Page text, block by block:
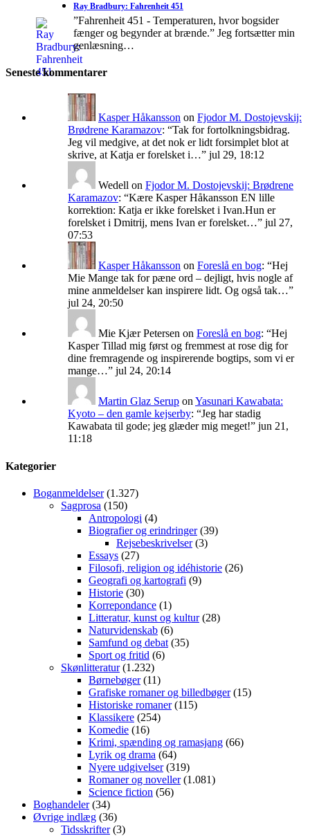
Ray Bradbury: Fahrenheit 451
”Fahrenheit 451 - Temperaturen, hvor bogsider
fænger og begynder at brænde.” Jeg fortsætter min
genlæsning…
Seneste kommentarer
Kasper Håkansson on Fjodor M. Dostojevskij:
Brødrene Karamazov: “Tak for fortolkningsbidrag.
Jeg vil medgive, at det nok er lidt forsimplet blot at
skrive, at Katja er forelsket i…” jul 29, 18:12
Wedell on Fjodor M. Dostojevskij: Brødrene
Karamazov: “Kære Kasper Håkansson EN lille
korrektion: Katja er ikke forelsket i Ivan.Hun er
forelsket i Dmitrij, mens Ivan er forelsket…” jul 27,
07:53
Kasper Håkansson on Foreslå en bog: “Hej
Mie Mange tak for pæne ord – dejligt, hvis nogle af
mine anmeldelser kan inspirere lidt. Og også tak…”
jul 24, 20:50
Mie Kjær Petersen on Foreslå en bog: “Hej
Kasper Tillad mig først og fremmest at rose dig for
dine fremragende og inspirerende bogtips, som vi er
mange…” jul 24, 20:14
Martin Glaz Serup onYasunari Kawabata:
Kyoto – den gamle kejserby: “Jeg har stadig
Kawabata til gode; jeg glæder mig meget!” jun 21,
11:18
Kategorier
Boganmeldelser(1.327)
Sagprosa (150)
Antropologi (4)
Biografier og erindringer(39)
Rejsebeskrivelser(3)
Essays (27)
Filosofi, religion og idéhistorie (26)
Geografi og kartografi (9)
Historie (30)
Korrepondance (1)
Litteratur, kunst og kultur(28)
Naturvidenskab (6)
Samfund og debat (35)
Sport og fritid (6)
Skønlitteratur(1.232)
Børnebøger(11)
Grafiske romaner og billedbøger(15)
Historiske romaner(115)
Klassikere (254)
Komedie (16)
Krimi, spænding og ramasjang (66)
Lyrik og drama (64)
Nyere udgivelser(319)
Romaner og noveller(1.081)
Science fiction (56)
Boghandeler(34)
Øvrige indlæg (36)
Tidsskrifter(3)